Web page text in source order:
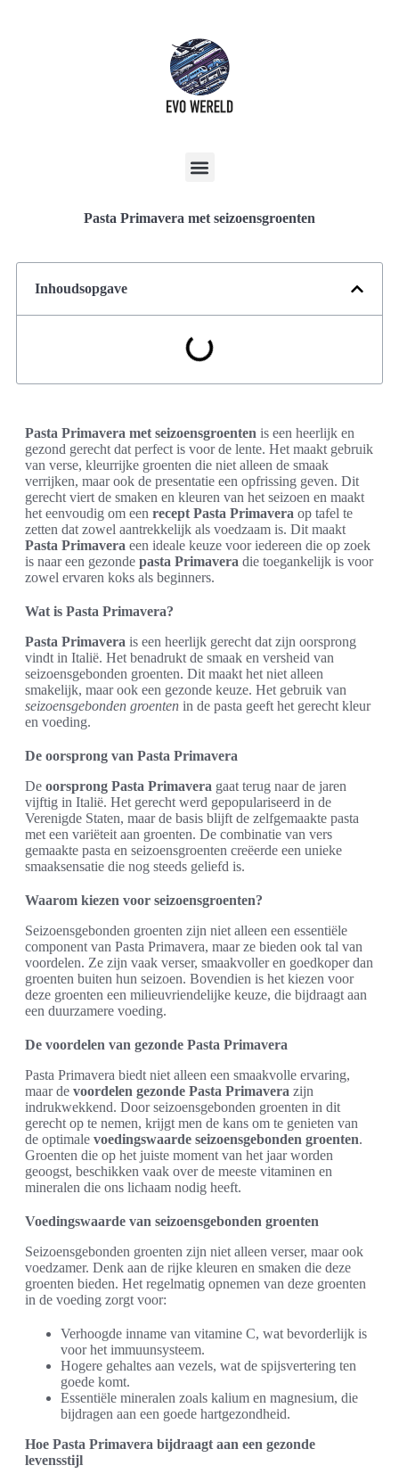
Pasta Primavera met seizoensgroenten
Inhoudsopgave
Pasta Primavera met seizoensgroenten is een heerlijk en
gezond gerecht dat perfect is voor de lente. Het maakt gebruik
van verse, kleurrijke groenten die niet alleen de smaak
verrijken, maar ook de presentatie een opfrissing geven. Dit
gerecht viert de smaken en kleuren van het seizoen en maakt
het eenvoudig om een recept Pasta Primavera op tafel te
zetten dat zowel aantrekkelijk als voedzaam is. Dit maakt
Pasta Primavera een ideale keuze voor iedereen die op zoek
is naar een gezonde pasta Primavera die toegankelijk is voor
zowel ervaren koks als beginners.
Wat is Pasta Primavera?
Pasta Primavera is een heerlijk gerecht dat zijn oorsprong
vindt in Italië. Het benadrukt de smaak en versheid van
seizoensgebonden groenten. Dit maakt het niet alleen
smakelijk, maar ook een gezonde keuze. Het gebruik van
seizoensgebonden groenten in de pasta geeft het gerecht kleur
en voeding.
De oorsprong van Pasta Primavera
De oorsprong Pasta Primavera gaat terug naar de jaren
vijftig in Italië. Het gerecht werd gepopulariseerd in de
Verenigde Staten, maar de basis blijft de zelfgemaakte pasta
met een variëteit aan groenten. De combinatie van vers
gemaakte pasta en seizoensgroenten creëerde een unieke
smaaksensatie die nog steeds geliefd is.
Waarom kiezen voor seizoensgroenten?
Seizoensgebonden groenten zijn niet alleen een essentiële
component van Pasta Primavera, maar ze bieden ook tal van
voordelen. Ze zijn vaak verser, smaakvoller en goedkoper dan
groenten buiten hun seizoen. Bovendien is het kiezen voor
deze groenten een milieuvriendelijke keuze, die bijdraagt aan
een duurzamere voeding.
De voordelen van gezonde Pasta Primavera
Pasta Primavera biedt niet alleen een smaakvolle ervaring,
maar de voordelen gezonde Pasta Primavera zijn
indrukwekkend. Door seizoensgebonden groenten in dit
gerecht op te nemen, krijgt men de kans om te genieten van
de optimale voedingswaarde seizoensgebonden groenten.
Groenten die op het juiste moment van het jaar worden
geoogst, beschikken vaak over de meeste vitaminen en
mineralen die ons lichaam nodig heeft.
Voedingswaarde van seizoensgebonden groenten
Seizoensgebonden groenten zijn niet alleen verser, maar ook
voedzamer. Denk aan de rijke kleuren en smaken die deze
groenten bieden. Het regelmatig opnemen van deze groenten
in de voeding zorgt voor:
Verhoogde inname van vitamine C, wat bevorderlijk is
voor het immuunsysteem.
Hogere gehaltes aan vezels, wat de spijsvertering ten
goede komt.
Essentiële mineralen zoals kalium en magnesium, die
bijdragen aan een goede hartgezondheid.
Hoe Pasta Primavera bijdraagt aan een gezonde
levensstijl